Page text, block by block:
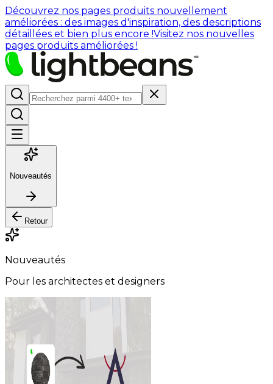
Découvrez nos pages produits nouvellement
améliorées : des images d'inspiration, des descriptions
détaillées et bien plus encore !Visitez nos nouvelles
pages produits améliorées !
Nouveautés
Retour
Nouveautés
Pour les architectes et designers